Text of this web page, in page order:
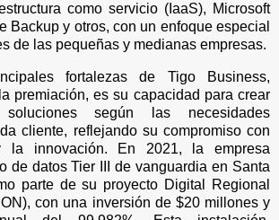
como servicio (IaaS), Microsoft
Backup y otros, con un enfoque especial
de las pequeñas y medianas empresas.
fortalezas de Tigo Business,
premiación, es su capacidad para crear
según las necesidades
cliente, reflejando su compromiso con
la innovación. En 2021, la empresa
de datos Tier III de vanguardia en Santa
parte de su proyecto Digital Regional
con una inversión de $20 millones y